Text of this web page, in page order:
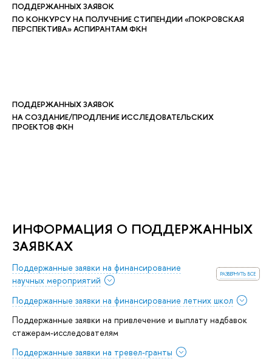
ПОДДЕРЖАННЫХ ЗАЯВОК
ПО КОНКУРСУ НА ПОЛУЧЕНИЕ СТИПЕНДИИ «ПОКРОВСКАЯ
ПЕРСПЕКТИВА» АСПИРАНТАМ ФКН
ПОДДЕРЖАННЫХ ЗАЯВОК
НА СОЗДАНИЕ/ПРОДЛЕНИЕ ИССЛЕДОВАТЕЛЬСКИХ
ПРОЕКТОВ ФКН
ИНФОРМАЦИЯ О ПОДДЕРЖАННЫХ
ЗАЯВКАХ
развернуть все
Поддержанные заявки на финансирование
научных мероприятий
Поддержанные заявки на финансирование летних школ
Поддержанные заявки на привлечение и выплату надбавок
стажерам-исследователям
Поддержанные заявки на тревел-гранты